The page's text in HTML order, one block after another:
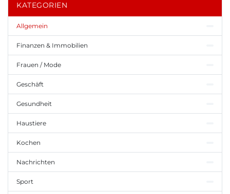
KATEGORIEN
Allgemein
Finanzen & Immobilien
Frauen / Mode
Geschäft
Gesundheit
Haustiere
Kochen
Nachrichten
Sport